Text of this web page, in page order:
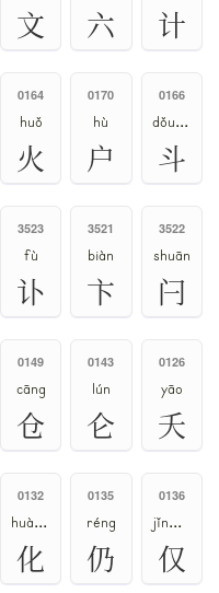
文 六 计
0164
huǒ
火
0170
hù
户
0166
dǒu、dòu
斗
3523
fù
讣
3521
biàn
卞
3522
shuān
闩
0149
cāng
仓
0143
lún
仑
0126
yāo
夭
0132
huà、huā
化
0135
réng
仍
0136
jǐn、jìn
仅